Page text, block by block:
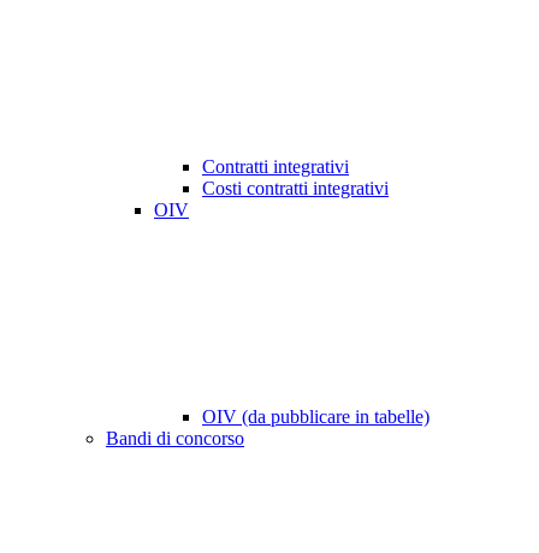
Contratti integrativi
Costi contratti integrativi
OIV
OIV (da pubblicare in tabelle)
Bandi di concorso